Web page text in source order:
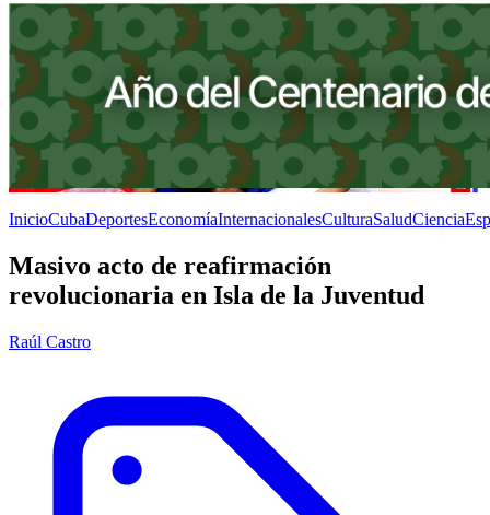
InicioCubaDeportesEconomíaInternacionalesCulturaSaludCiencia
Masivo acto de reafirmación
revolucionaria en Isla de la Juventud
Raúl Castro